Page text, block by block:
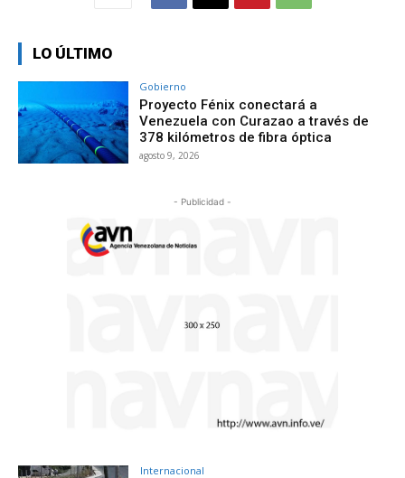
LO ÚLTIMO
Gobierno
Proyecto Fénix conectará a
Venezuela con Curazao a través de
378 kilómetros de fibra óptica
agosto 9, 2026
- Publicidad -
Internacional